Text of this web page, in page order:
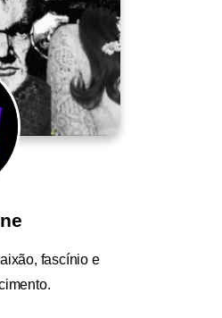
fascínio e